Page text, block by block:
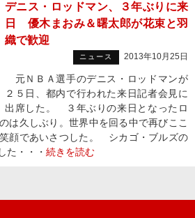
デニス・ロッドマン、３年ぶりに来
日 優木まおみ＆曙太郎が花束と羽
織で歓迎
ニュース 2013年10月25日
元ＮＢＡ選手のデニス・ロッドマンが
２５日、都内で行われた来日記者会見に
出席した。 ３年ぶりの来日となったロ
は久しぶり。世界中を回る中で再びここ
顔であいさつした。 シカゴ・ブルズの
た・・・ 続きを読む